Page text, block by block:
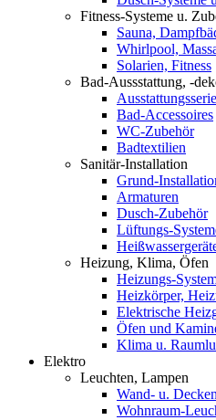
Fitness-Systeme u.
Sauna,
Whirlpool,
Solarien, Fitness
Bad-Aussstattung, -
Bad-Accessoires
WC-Zubehör
Badtextilien
Sanitär-Installation
Grund-
Armaturen
Dusch-Zubehör
Lüftungs-
Heizung, Klima, Öfen
Heizungs-
Heizkörper,
Elektrische
Öfen und
Klima u.
Elektro
Leuchten, Lampen
Wand- u.
Wohnraum-